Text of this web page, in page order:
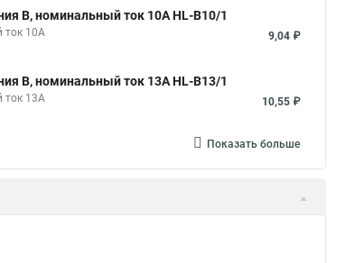
B, номинальный ток 10А HL-B10/1
ток 10А 9,04 ₽
B, номинальный ток 13А HL-B13/1
ток 13А 10,55 ₽
Показать больше